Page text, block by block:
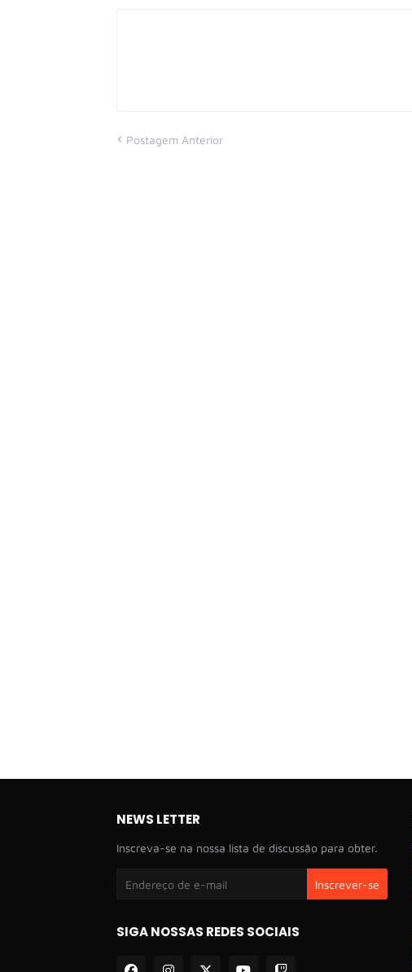
Postagem Anterior
NEWS LETTER
Inscreva-se na nossa lista de discussão para obter.
SIGA NOSSAS REDES SOCIAIS